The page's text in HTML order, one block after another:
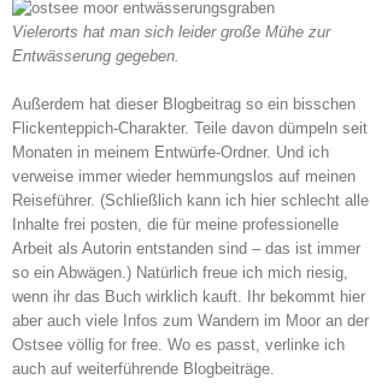
Vielerorts hat man sich leider große Mühe zur
Entwässerung gegeben.
Außerdem hat dieser Blogbeitrag so ein bisschen
Flickenteppich-Charakter. Teile davon dümpeln seit
Monaten in meinem Entwürfe-Ordner. Und ich
verweise immer wieder hemmungslos auf meinen
Reiseführer. (Schließlich kann ich hier schlecht alle
Inhalte frei posten, die für meine professionelle
Arbeit als Autorin entstanden sind – das ist immer
so ein Abwägen.) Natürlich freue ich mich riesig,
wenn ihr das Buch wirklich kauft. Ihr bekommt hier
aber auch viele Infos zum Wandern im Moor an der
Ostsee völlig for free. Wo es passt, verlinke ich
auch auf weiterführende Blogbeiträge.